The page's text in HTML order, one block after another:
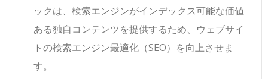
ックは、検索エンジンがインデックス可能な価値
ある独自コンテンツを提供するため、ウェブサイ
トの検索エンジン最適化（SEO）を向上させま
す。